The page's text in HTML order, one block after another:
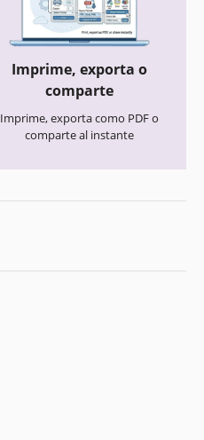
Imprime, exporta o
comparte
Imprime, exporta como PDF o
comparte al instante